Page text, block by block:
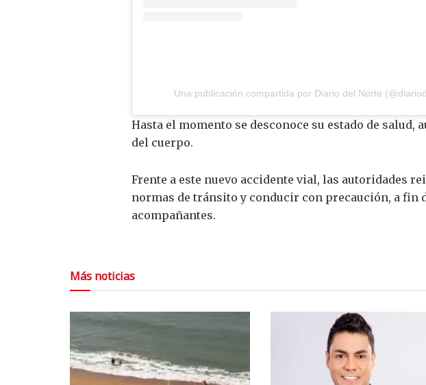
Una publicación compartida por Diario del Norte
Hasta el momento se desconoce su estado de
del cuerpo.
Frente a este nuevo accidente vial, las autoridades
normas de tránsito y conducir con precaución, a fin
acompañantes.
Más noticias